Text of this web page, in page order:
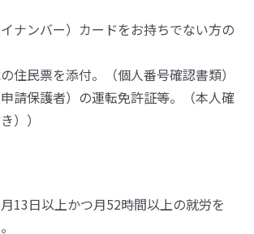
イナンバー）カードをお持ちでない方の
住民票を添付。（個人番号確認書類）
請保護者）の運転免許証等。（本人確
））
月13日以上かつ月52時間以上の就労を